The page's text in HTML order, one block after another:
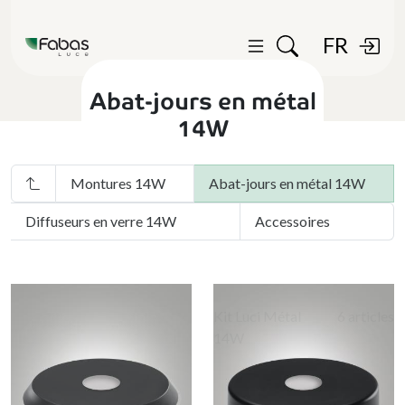
FR
Abat-jours en métal
14W
Montures 14W Abat-jours en métal 14W
Diffuseurs en verre 14W Accessoires